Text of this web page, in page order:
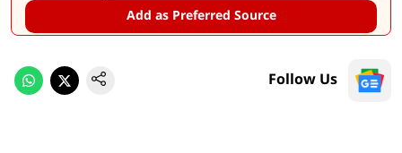
Add as Preferred Source
Follow Us